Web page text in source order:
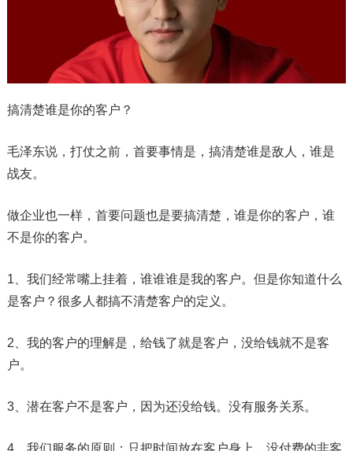
搞清楚谁是你的客户？
毛泽东说，打仗之前，首要事情是，搞清楚谁是敌人，谁是
战友。
做企业也一样，首要问题也是要搞清楚，谁是你的客户，谁
不是你的客户。
1、我们经常嘴上挂着，谁谁谁是我的客户。但是你知道什么
是客户？很多人都搞不清楚客户的定义。
2、我的客户的理解是，给钱了就是客户，没给钱就不是客
户。
3、潜在客户不是客户，因为还没给钱。没有服务关系。